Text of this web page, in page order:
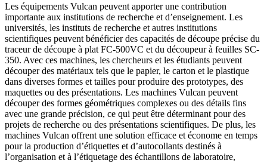
Les équipements Vulcan peuvent apporter une contribution
importante aux institutions de recherche et d’enseignement. Les
universités, les instituts de recherche et autres institutions
scientifiques peuvent bénéficier des capacités de découpe précise du
traceur de découpe à plat FC-500VC et du découpeur à feuilles SC-
350. Avec ces machines, les chercheurs et les étudiants peuvent
découper des matériaux tels que le papier, le carton et le plastique
dans diverses formes et tailles pour produire des prototypes, des
maquettes ou des présentations. Les machines Vulcan peuvent
découper des formes géométriques complexes ou des détails fins
avec une grande précision, ce qui peut être déterminant pour des
projets de recherche ou des présentations scientifiques. De plus, les
machines Vulcan offrent une solution efficace et économe en temps
pour la production d’étiquettes et d’autocollants destinés à
l’organisation et à l’étiquetage des échantillons de laboratoire,